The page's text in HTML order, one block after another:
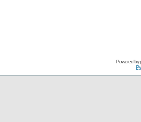
Powered by